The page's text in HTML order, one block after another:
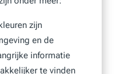
zijn
en de
informatie
te vinden